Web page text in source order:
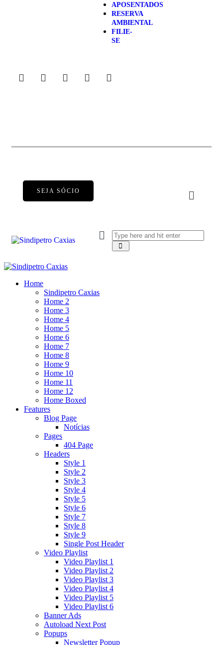
APOSENTADOS
RESERVA
AMBIENTAL
FILIE-
SE
SEJA SÓCIO
Home
Sindipetro Caxias
Home 2
Home 3
Home 4
Home 5
Home 6
Home 7
Home 8
Home 9
Home 10
Home 11
Home 12
Home Boxed
Features
Blog Page
Notícias
Pages
404 Page
Headers
Style 1
Style 2
Style 3
Style 4
Style 5
Style 6
Style 7
Style 8
Style 9
Single Post Header
Video Playlist
Video Playlist 1
Video Playlist 2
Video Playlist 3
Video Playlist 4
Video Playlist 5
Video Playlist 6
Banner Ads
Autoload Next Post
Popups
Newsletter Popup